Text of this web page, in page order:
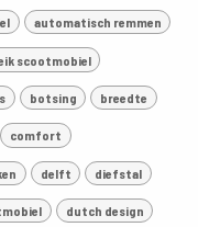
automatisch remmen
scootmobiel
botsing breedte
comfort
delft diefstal
dutch design